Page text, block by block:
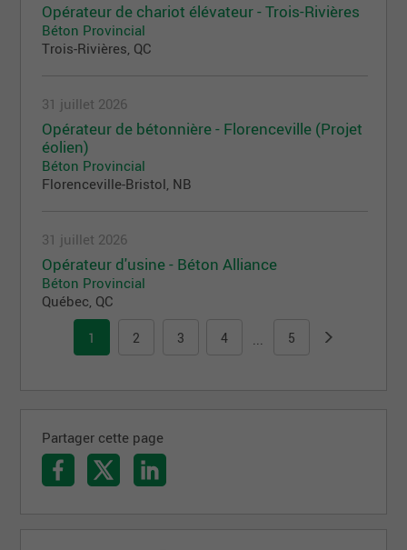
Opérateur de chariot élévateur - Trois-Rivières
Béton Provincial
Trois-Rivières, QC
31 juillet 2026
Opérateur de bétonnière - Florenceville (Projet
éolien)
Béton Provincial
Florenceville-Bristol, NB
31 juillet 2026
Opérateur d'usine - Béton Alliance
Béton Provincial
Québec, QC
1 2 3 4 5
Partager cette page